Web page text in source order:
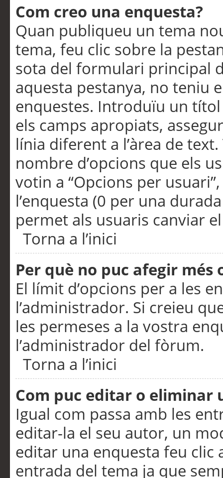
Com creo una enquesta?
Quan publiqueu un tema
tema, feu clic sobre la
sota del formulari principal
aquesta pestanya, no teniu
enquestes. Introduïu un
els camps apropiats,
línia diferent a l’àrea de
nombre d’opcions que els
votin a “Opcions per
l’enquesta (0 per una
permet als usuaris canviar
Torna a l’inici
Per què no puc afegir més
El límit d’opcions per a les
l’administrador. Si creieu
les permeses a la vostra
l’administrador del fòrum.
Torna a l’inici
Com puc editar o eliminar
Igual com passa amb les
editar-la el seu autor, un
editar una enquesta feu clic
entrada del tema ja que